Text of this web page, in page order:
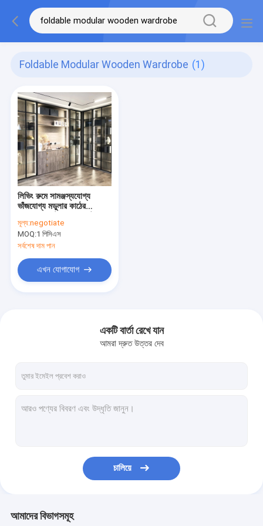
Foldable Modular Wooden Wardrobe (1)
লিভিং রুমে সামঞ্জস্যযোগ্য
ভাঁজযোগ্য মডুলার কাঠের
মূল্য:negotiate
MOQ:1 পিসিএস
সর্বশেষ দাম পান
এখন যোগাযোগ
একটি বার্তা রেখে যান
আমরা দ্রুত উত্তর দেব
চালিয়ে
আমাদের বিভাগসমূহ